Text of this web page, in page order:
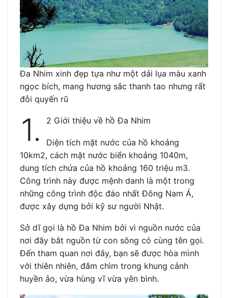
Đa Nhim xinh đẹp tựa như một dải lụa màu xanh
ngọc bích, mang hương sắc thanh tao nhưng rất
đỗi quyến rũ
1. 2 Giới thiệu về hồ Đa Nhim
Diện tích mặt nước của hồ khoảng
10km2, cách mặt nước biển khoảng 1040m,
dung tích chứa của hồ khoảng 160 triệu m3.
Công trình này được mệnh danh là một trong
những công trình độc đáo nhất Đông Nam Á,
được xây dựng bởi kỹ sư người Nhật.
Sở dĩ gọi là hồ Đa Nhim bởi vì nguồn nước của
nơi đây bắt nguồn từ con sông có cùng tên gọi.
Đến tham quan nơi đây, bạn sẽ được hòa mình
với thiên nhiên, đắm chìm trong khung cảnh
huyền ảo, vừa hùng vĩ vừa yên bình.